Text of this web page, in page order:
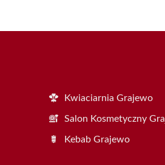
Kwiaciarnia Grajewo
Salon Kosmetyczny
Kebab Grajewo